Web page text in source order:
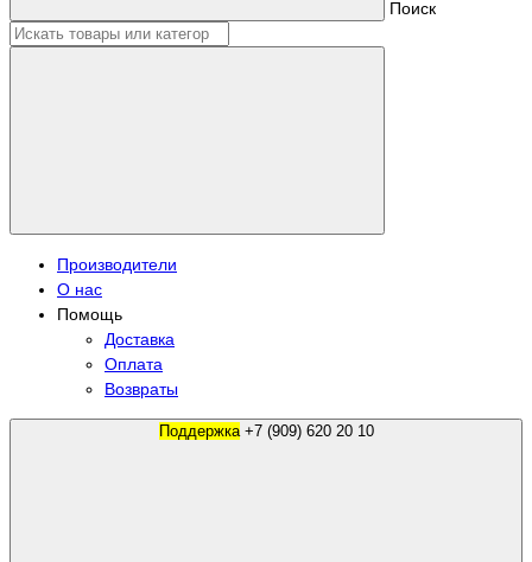
Поиск
Производители
О нас
Помощь
Доставка
Оплата
Возвраты
Поддержка +7 (909) 620 20 10